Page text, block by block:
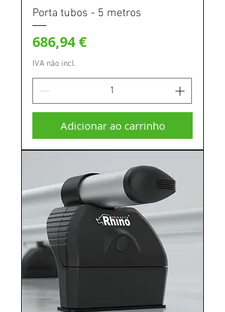
Porta tubos - 5 metros
Preço
686,94 €
IVA não incl.
Adicionar ao carrinho